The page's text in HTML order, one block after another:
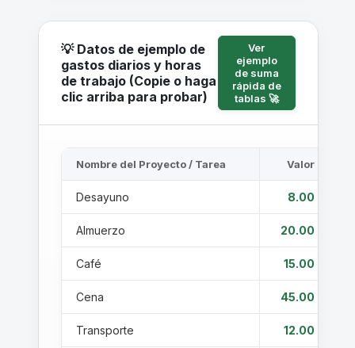
💡 Datos de ejemplo de
gastos diarios y horas
de trabajo (Copie o haga
clic arriba para probar)
Ver
ejemplo
de suma
rápida de
tablas 🚀
Nombre del Proyecto / Tarea Valor
Desayuno 8.00
Almuerzo 20.00
Café 15.00
Cena 45.00
Transporte 12.00